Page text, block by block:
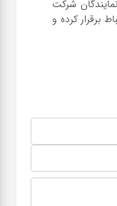
شرکت
برقرار کرده و